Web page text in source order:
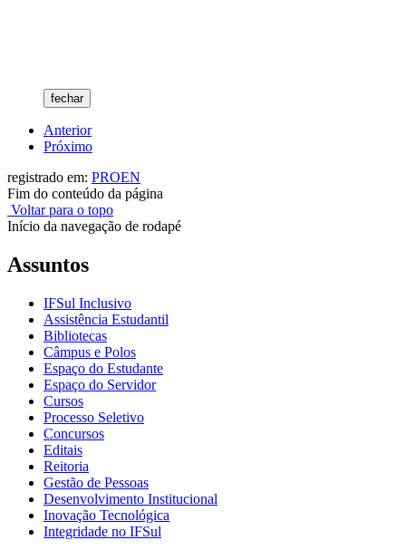
fechar
Anterior
Próximo
registrado em: PROEN
Fim do conteúdo da página
Voltar para o topo
Início da navegação de rodapé
Assuntos
IFSul Inclusivo
Assistência Estudantil
Bibliotecas
Câmpus e Polos
Espaço do Estudante
Espaço do Servidor
Cursos
Processo Seletivo
Concursos
Editais
Reitoria
Gestão de Pessoas
Desenvolvimento Institucional
Inovação Tecnológica
Integridade no IFSul